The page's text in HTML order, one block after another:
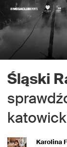
Śląski
Karolina